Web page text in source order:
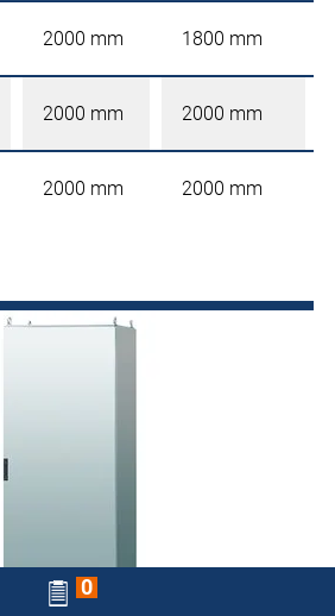
0
2000 mm 1800 mm
2000 mm 2000 mm
2000 mm 2000 mm